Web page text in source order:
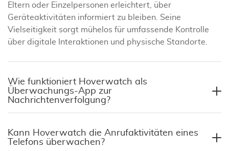
Eltern oder Einzelpersonen erleichtert, über
Geräteaktivitäten informiert zu bleiben. Seine
Vielseitigkeit sorgt mühelos für umfassende Kontrolle
über digitale Interaktionen und physische Standorte.
Wie funktioniert Hoverwatch als
Überwachungs-App zur
Nachrichtenverfolgung?
Kann Hoverwatch die Anrufaktivitäten eines
Telefons überwachen?